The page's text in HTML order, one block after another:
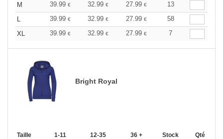
M
39.99 € 32.99 € 27.99 €
13
L
39.99 € 32.99 € 27.99 €
58
XL
39.99 € 32.99 € 27.99 € 7
Bright Royal
Taille 1-11 12-35 36 + Stock Qté